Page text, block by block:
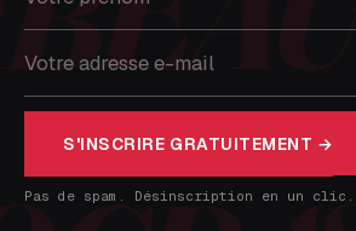
S'INSCRIRE GRATUITEMENT →
Pas de spam. Désinscription en un clic.